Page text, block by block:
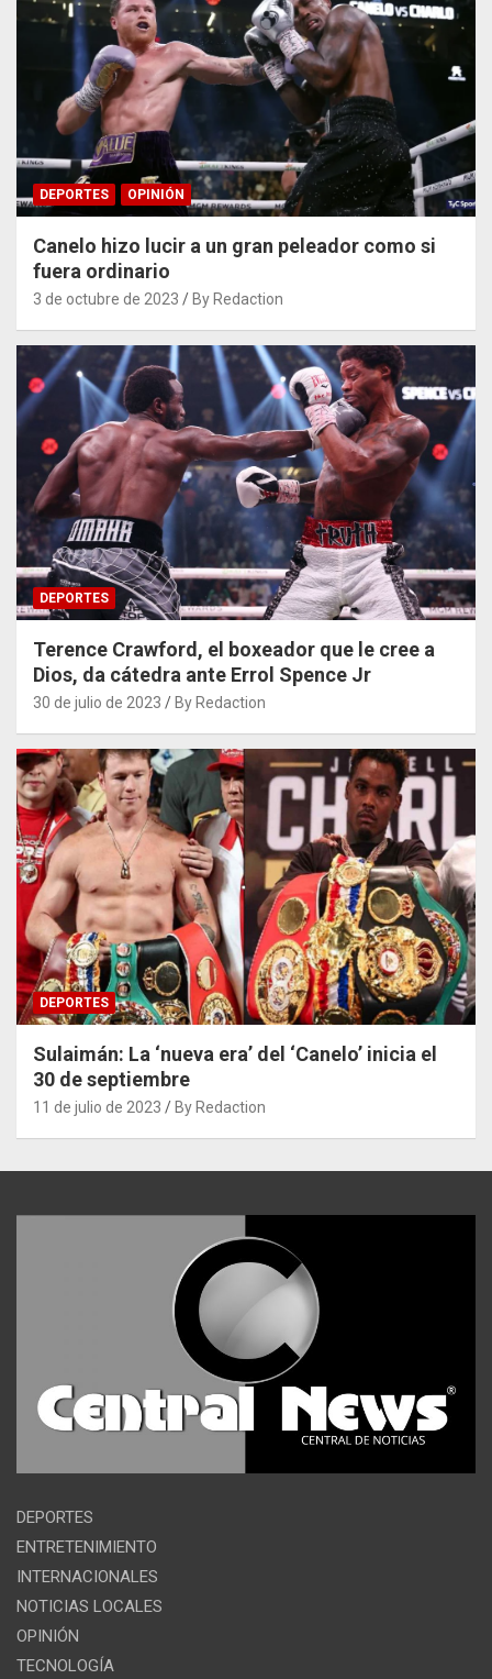
DEPORTES OPINIÓN
Canelo hizo lucir a un gran peleador como si
fuera ordinario
3 de octubre de 2023 By Redaction
DEPORTES
Terence Crawford, el boxeador que le cree a
Dios, da cátedra ante Errol Spence Jr
30 de julio de 2023 By Redaction
DEPORTES
Sulaimán: La ‘nueva era’ del ‘Canelo’ inicia el
30 de septiembre
11 de julio de 2023 By Redaction
DEPORTES
ENTRETENIMIENTO
INTERNACIONALES
NOTICIAS LOCALES
OPINIÓN
TECNOLOGÍA